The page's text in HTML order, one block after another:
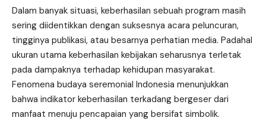
Dalam banyak situasi, keberhasilan sebuah program masih
sering diidentikkan dengan suksesnya acara peluncuran,
tingginya publikasi, atau besarnya perhatian media. Padahal
ukuran utama keberhasilan kebijakan seharusnya terletak
pada dampaknya terhadap kehidupan masyarakat.
Fenomena budaya seremonial Indonesia menunjukkan
bahwa indikator keberhasilan terkadang bergeser dari
manfaat menuju pencapaian yang bersifat simbolik.